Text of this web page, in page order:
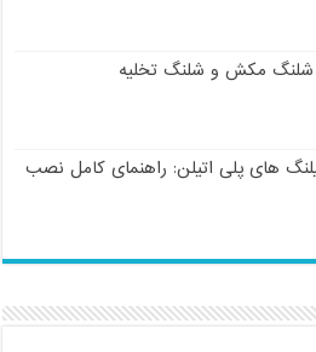
شلنگ مکش و شلنگ تخلیه
های پلی اتیلن: راهنمای کامل نصب